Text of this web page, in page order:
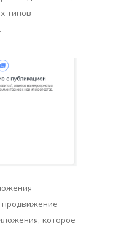
типов
продвижение
которое